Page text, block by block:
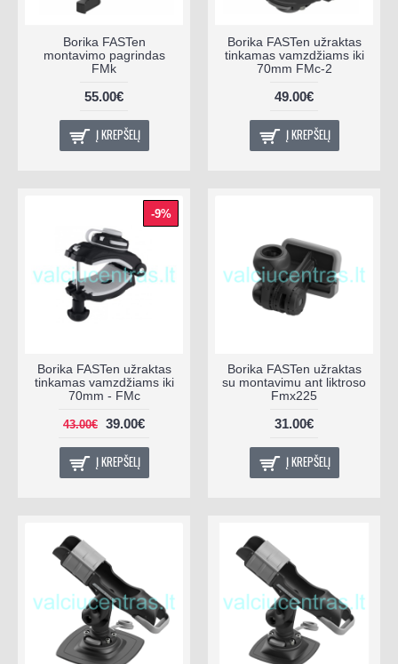
Borika FASTen
montavimo pagrindas
FMk
55.00€
Į KREPŠELĮ
Borika FASTen užraktas
tinkamas vamzdžiams iki
70mm FMc-2
49.00€
Į KREPŠELĮ
-9%
Borika FASTen užraktas
tinkamas vamzdžiams iki
70mm - FMc
43.00€ 39.00€
Į KREPŠELĮ
Borika FASTen užraktas
su montavimu ant liktroso
Fmx225
31.00€
Į KREPŠELĮ